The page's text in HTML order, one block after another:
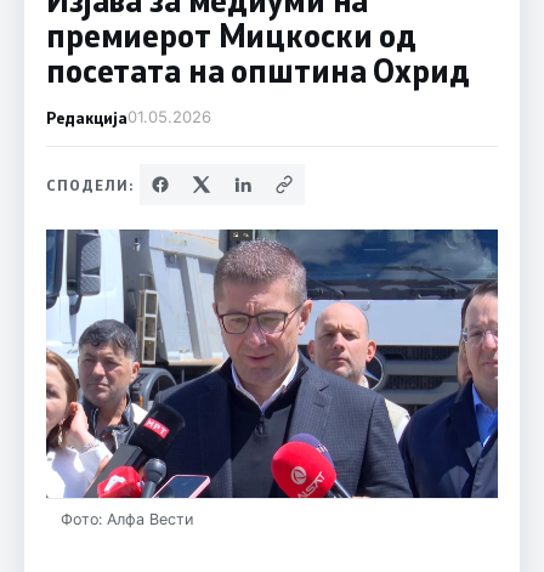
премиерот Мицкоски од
посетата на општина Охрид
Редакција01.05.2026
СПОДЕЛИ:
Фото: Алфа Вести